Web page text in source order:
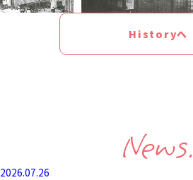
Historyへ
News.
2026.07.26